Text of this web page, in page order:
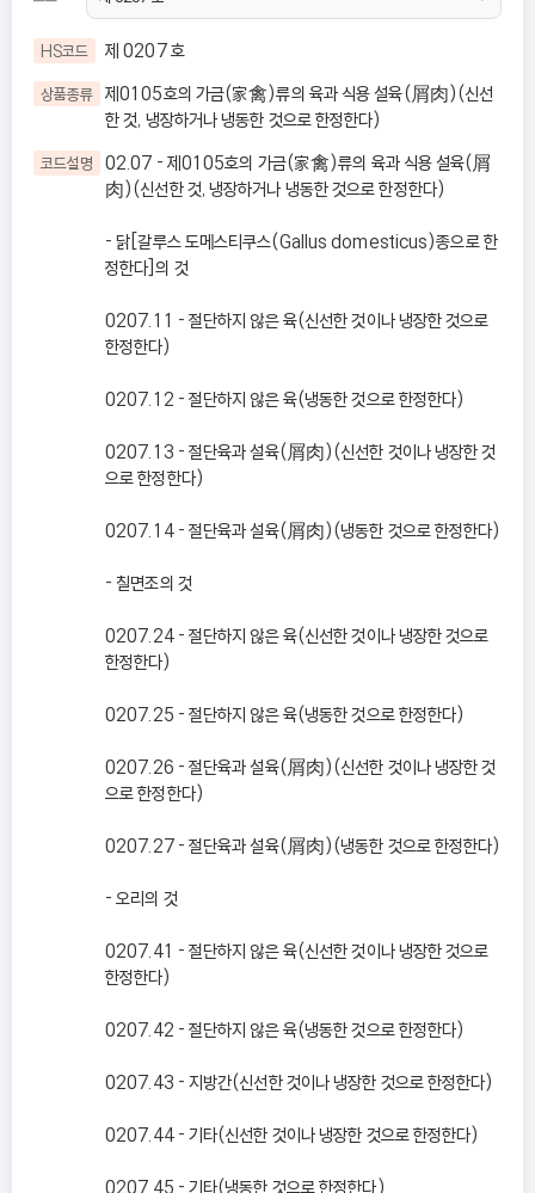
HS코드 제 0207 호
상품종류 제0105호의 가금(家禽)류의 육과 식용 설육(屑肉)(신선
한 것, 냉장하거나 냉동한 것으로 한정한다)
코드설명
02.07 - 제0105호의 가금(家禽)류의 육과 식용 설육(屑
肉)(신선한 것, 냉장하거나 냉동한 것으로 한정한다)
- 닭[갈루스 도메스티쿠스(Gallus domesticus)종으로 한
정한다]의 것
0207.11 - 절단하지 않은 육(신선한 것이나 냉장한 것으로
한정한다)
0207.12 - 절단하지 않은 육(냉동한 것으로 한정한다)
0207.13 - 절단육과 설육(屑肉)(신선한 것이나 냉장한 것
으로 한정한다)
0207.14 - 절단육과 설육(屑肉)(냉동한 것으로 한정한다)
- 칠면조의 것
0207.24 - 절단하지 않은 육(신선한 것이나 냉장한 것으로
한정한다)
0207.25 - 절단하지 않은 육(냉동한 것으로 한정한다)
0207.26 - 절단육과 설육(屑肉)(신선한 것이나 냉장한 것
으로 한정한다)
0207.27 - 절단육과 설육(屑肉)(냉동한 것으로 한정한다)
- 오리의 것
0207.41 - 절단하지 않은 육(신선한 것이나 냉장한 것으로
한정한다)
0207.42 - 절단하지 않은 육(냉동한 것으로 한정한다)
0207.43 - 지방간(신선한 것이나 냉장한 것으로 한정한다)
0207.44 - 기타(신선한 것이나 냉장한 것으로 한정한다)
0207.45 - 기타(냉동한 것으로 한정한다)